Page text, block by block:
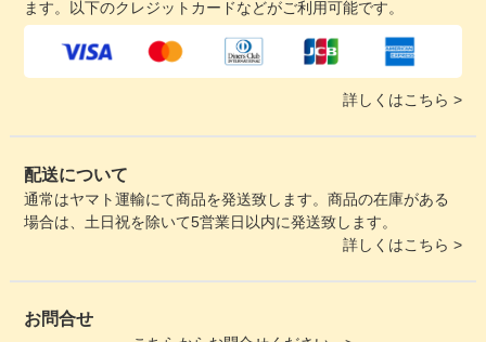
ます。以下のクレジットカードなどがご利用可能です。
詳しくはこちら >
配送について
通常はヤマト運輸にて商品を発送致します。商品の在庫がある
場合は、土日祝を除いて5営業日以内に発送致します。
詳しくはこちら >
お問合せ